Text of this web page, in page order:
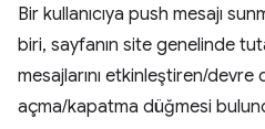
Bir kullanıcıya push mesajı
biri, sayfanın site genelinde
mesajlarını etkinleştiren/devre
açma/kapatma düğmesi